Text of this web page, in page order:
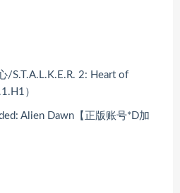
/S.T.A.L.K.E.R. 2: Heart of
）